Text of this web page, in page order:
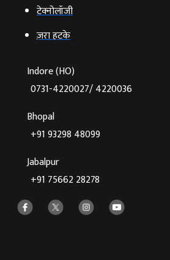
टेक्‍नोलॉजी
ज़रा हटके
Indore (HO)
0731-4220027/ 4220036
Bhopal
+91 93298 48099
Jabalpur
+91 75662 28278